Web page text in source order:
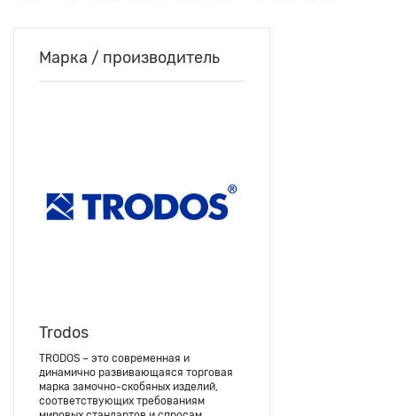
Марка / производитель
Trodos
TRODOS – это современная и
динамично развивающаяся торговая
марка замочно-скобяных изделий,
соответствующих требованиям